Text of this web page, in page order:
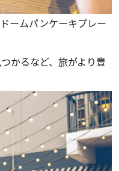
ームパンケーキプレー
かるなど、旅がより豊